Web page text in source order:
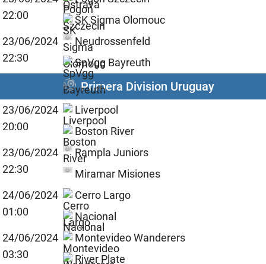
22:00
SK Sigma Olomouc
23/06/2024
22:30
Neudrossenfeld
SpVgg Bayreuth
Primera Division Uruguay
23/06/2024
20:00
Liverpool
Boston River
23/06/2024
22:30
Rampla Juniors
Miramar Misiones
24/06/2024
01:00
Cerro Largo
Nacional
24/06/2024
03:30
Montevideo Wanderers
River Plate